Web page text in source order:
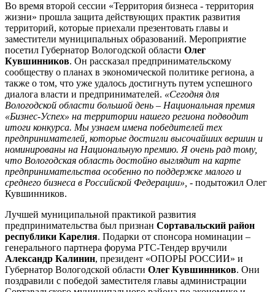
Во время второй сессии «Территория бизнеса - территория
жизни» прошла защита действующих практик развития
территорий, которые приехали презентовать главы и
заместители муниципальных образований. Мероприятие
посетил Губернатор Вологодской области Олег
Кувшинников. Он рассказал предпринимательскому
сообществу о планах в экономической политике региона, а
также о том, что уже удалось достигнуть путем успешного
диалога власти и предпринимателей. «Сегодня для
Вологодской области большой день – Национальная премия
«Бизнес-Успех» на территории нашего региона подводит
итоги конкурса. Мы узнаем имена победителей тех
предпринимателей, которые достигли высочайших вершин и
номинированы на Национальную премию. Я очень рад тому,
что Вологодская область достойно выглядит на карте
предпринимательства особенно по поддержке малого и
среднего бизнеса в Российской Федерации», - подытожил Олег
Кувшинников.
Лучшей муниципальной практикой развития
предпринимательства был признан Сортавальский район
республики Карелия. Подарки от спонсора номинации –
генерального партнера форума РТС-Тендер вручили
Александр Калинин, президент «ОПОРЫ РОССИИ» и
Губернатор Вологодской области Олег Кувшинников. Они
поздравили с победой заместителя главы администрации